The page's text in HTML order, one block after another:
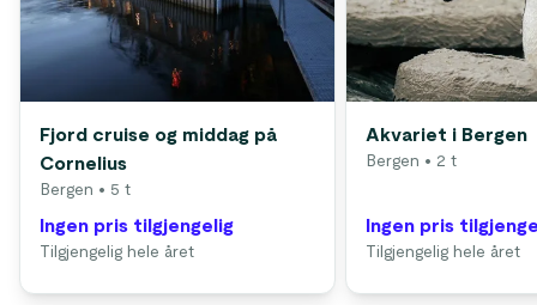
Fjord cruise og middag på
Cornelius
Bergen • 5 t
Ingen pris tilgjengelig
Tilgjengelig hele året
Akvariet i Bergen
Bergen • 2 t
Ingen pris
Tilgjengelig hele året